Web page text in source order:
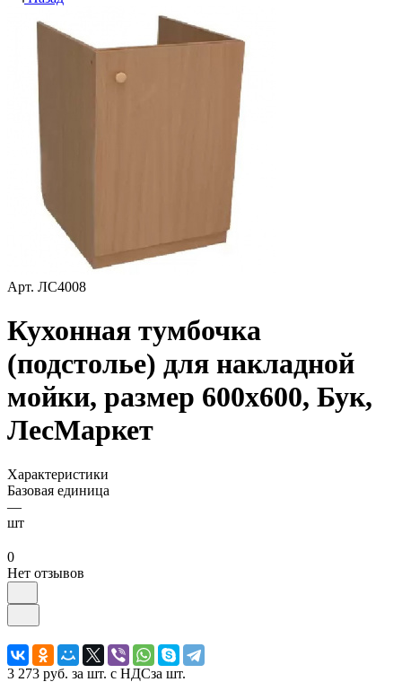
Арт. ЛС4008
Кухонная тумбочка
(подстолье) для накладной
мойки, размер 600х600, Бук,
ЛесМаркет
Характеристики
Базовая единица
—
шт
0
Нет отзывов
3 273 руб. за шт. с НДСза шт.